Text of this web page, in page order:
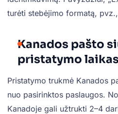
turėti stebėjimo formatą, pvz.,
Kanados pašto
pristatymo laikas
Pristatymo trukmė Kanados
nuo pasirinktos paslaugos.
Kanadoje gali užtrukti 2–4